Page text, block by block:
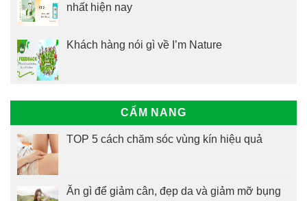
nhất hiện nay
Khách hàng nói gì về I’m Nature
CẨM NANG
TOP 5 cách chăm sóc vùng kín hiệu quả
Ăn gì để giảm cân, đẹp da và giảm mỡ bụng